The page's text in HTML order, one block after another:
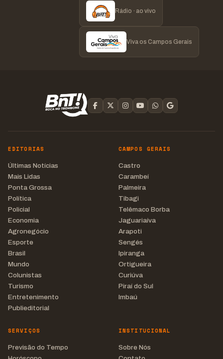
Rádio · ao vivo
Viva os Campos Gerais
EDITORIAS
Últimas Notícias
Mais Lidas
Ponta Grossa
Política
Policial
Economia
Agronegócio
Esporte
Brasil
Mundo
Colunistas
Turismo
Entretenimento
Publieditorial
CAMPOS GERAIS
Castro
Carambeí
Palmeira
Tibagi
Telêmaco Borba
Jaguariaíva
Arapoti
Sengés
Ipiranga
Ortigueira
Curiúva
Piraí do Sul
Imbaú
SERVIÇOS
Previsão do Tempo
INSTITUCIONAL
Sobre Nós